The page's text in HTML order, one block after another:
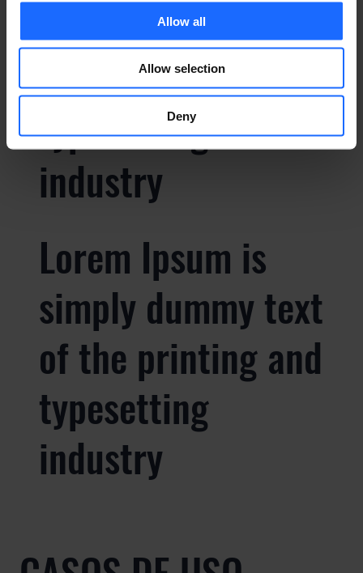
Allow all
Allow selection
Deny
simply dummy text
of the printing and
typesetting
industry
Lorem Ipsum is
simply dummy text
of the printing and
typesetting
industry